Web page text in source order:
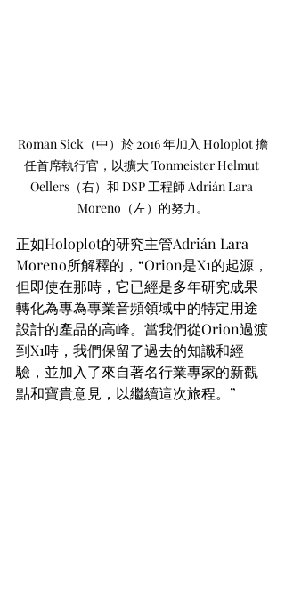
Roman Sick（中）於 2016 年加入 Holoplot 擔
任首席執行官，以擴大 Tonmeister Helmut
Oellers（右）和 DSP 工程師 Adrián Lara
Moreno（左）的努力。
正如Holoplot的研究主管Adrián Lara
Moreno所解釋的，“Orion是X1的起源，
但即使在那時，它已經是多年研究成果
轉化為專為專業音頻領域中的特定用途
設計的產品的高峰。當我們從Orion過渡
到X1時，我們保留了過去的知識和經
驗，並加入了來自著名行業專家的新觀
點和寶貴意見，以繼續這次旅程。”